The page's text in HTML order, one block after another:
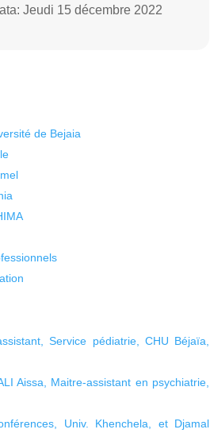
Jeudi 15 décembre 2022
de Bejaia
Service pédiatrie, CHU Béjaïa,
Aissa, Maitre-assistant en psychiatrie,
Univ. Khenchela, et Djamal